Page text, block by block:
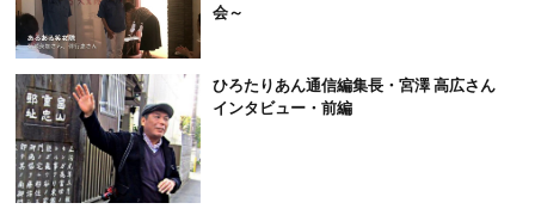
会～
ひろたりあん通信編集長・宮澤 高広さん
インタビュー・前編